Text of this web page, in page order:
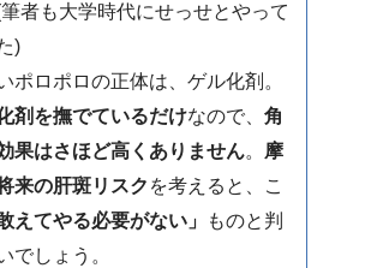
者も大学時代にせっせとやって
)
ポロポロの正体は、ゲル化剤。
剤を撫でているだけなので、 角
果はさほど高くありません。 摩
来の肝斑リスク を考えると、こ
えてやる必要がない」
ものと判
でしょう。